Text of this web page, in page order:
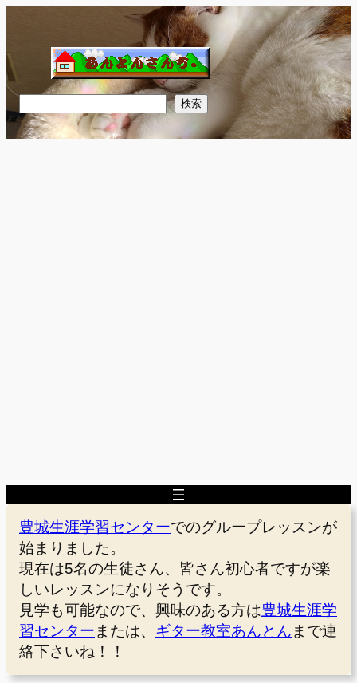
を
ス
キ
ッ
プ
索
検索
豊城生涯学習センターでのグループレッスンが
始まりました。
現在は5名の生徒さん、皆さん初心者ですが楽
しいレッスンになりそうです。
見学も可能なので、興味のある方は豊城生涯学
習センター または、 ギター教室あんとん まで連
絡下さいね！！